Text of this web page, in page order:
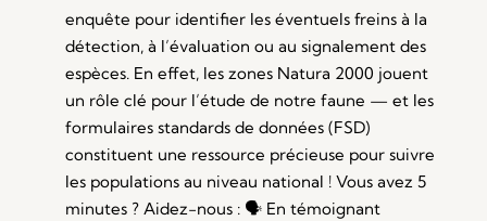
enquête pour identifier les éventuels freins à la
détection, à l’évaluation ou au signalement des
espèces. En effet, les zones Natura 2000 jouent
un rôle clé pour l’étude de notre faune — et les
formulaires standards de données (FSD)
constituent une ressource précieuse pour suivre
les populations au niveau national ! Vous avez 5
minutes ? Aidez-nous : 🗣️ En témoignant